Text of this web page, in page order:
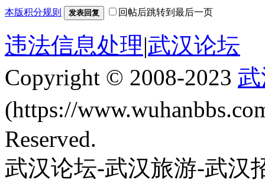
本版积分规则 发表回复 回帖后跳转到最后一页
违法信息处理|武汉论坛
Copyright © 2008-2023
(https://
Reserved.
武汉论坛-武汉旅游-武汉